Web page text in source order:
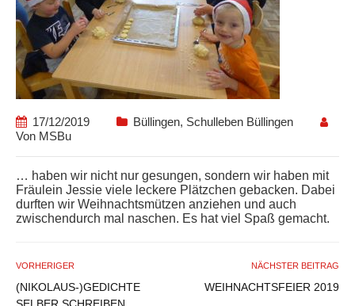
17/12/2019 Büllingen, Schulleben Büllingen
Von MSBu
… haben wir nicht nur gesungen, sondern wir haben mit
Fräulein Jessie viele leckere Plätzchen gebacken. Dabei
durften wir Weihnachtsmützen anziehen und auch
zwischendurch mal naschen. Es hat viel Spaß gemacht.
VORHERIGER
(NIKOLAUS-)GEDICHTE
NÄCHSTER BEITRAG
WEIHNACHTSFEIER 2019